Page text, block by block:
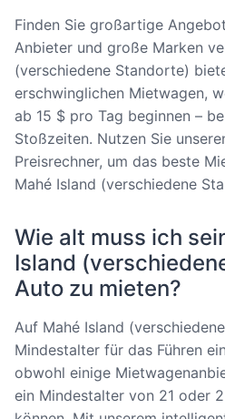
Finden Sie großartige
Anbieter und große Marken
(verschiedene Standorte)
erschwinglichen Mietwagen,
ab 15 $ pro Tag beginnen –
Stoßzeiten. Nutzen Sie
Preisrechner, um das beste
Mahé Island (verschiedene
Wie alt muss ich
Island
Auto zu mieten?
Auf Mahé Island
Mindestalter für das Führen
obwohl einige
ein Mindestalter von 21 oder